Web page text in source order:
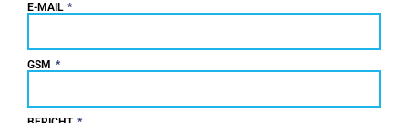
E-MAIL
GSM